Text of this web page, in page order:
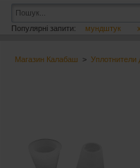
Популярні запити: мундштук
Магазин Калабаш > Уплотнители